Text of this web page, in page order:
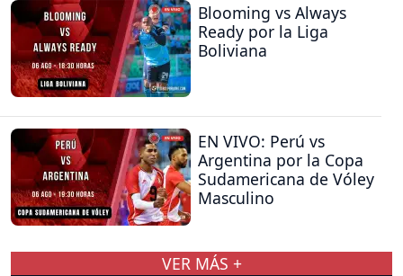
Blooming vs Always
Ready por la Liga
Boliviana
EN VIVO: Perú vs
Argentina por la Copa
Sudamericana de Vóley
Masculino
VER MÁS +